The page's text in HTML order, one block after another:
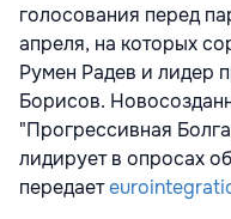
голосования перед
апреля, на которых
Румен Радев и лидер
Борисов.
"Прогрессивная
лидирует в опросах
передает